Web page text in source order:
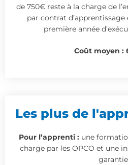
de 750€ reste à la charge de
par contrat
première année
Coût moyen :
Les plus de
Pour l’apprenti : une
charge par les OPCO et une